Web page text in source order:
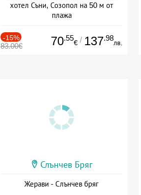
хотел Съни, Созопол на 50 м от
плажа
-15%
83.00€ 70.55
€ / 137.98
лв.
Слънчев Бряг
Жерави - Слънчев бряг